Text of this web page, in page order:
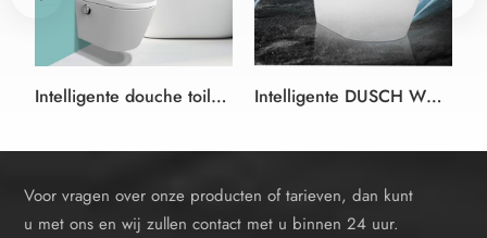
Intelligente douche toilet Bidet Zitting wit en kleur zwart-duitse stijl Intelligente DUSCH WC douche bidet Wc-zitting wit bidet wc-bril in randloze Design
Voor vragen over onze producten of tarieven, dan kunt
u met ons en wij zullen contact met u binnen 24 uur.